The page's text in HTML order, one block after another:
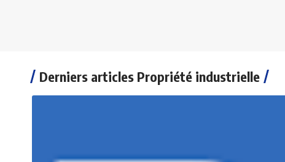
Derniers articles Propriété industrielle